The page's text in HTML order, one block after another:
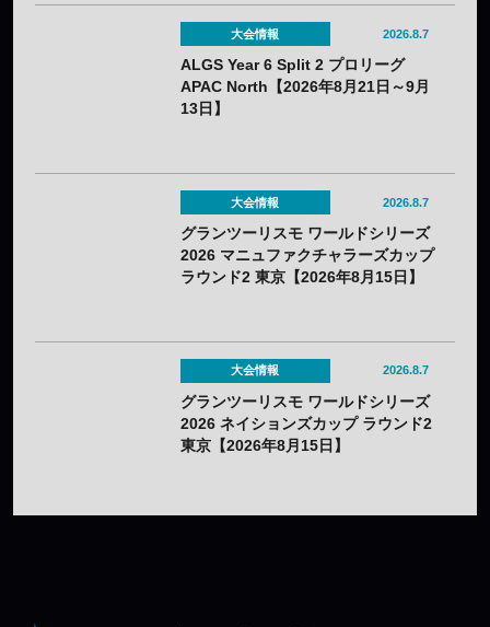
大会情報 2026.8.7
ALGS Year 6 Split 2 プロリーグ
APAC North【2026年8月21日～9月
13日】
大会情報 2026.8.7
グランツーリスモ ワールドシリーズ
2026 マニュファクチャラーズカップ
ラウンド2 東京【2026年8月15日】
大会情報 2026.8.7
グランツーリスモ ワールドシリーズ
2026 ネイションズカップ ラウンド2
東京【2026年8月15日】